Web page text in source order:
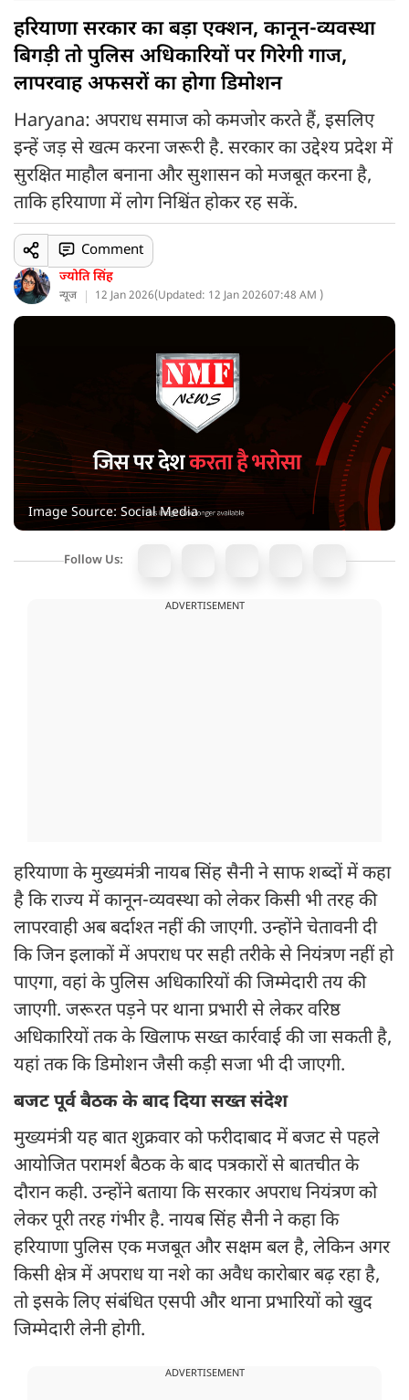
हरियाणा सरकार का बड़ा एक्शन, कानून-व्यवस्था
बिगड़ी तो पुलिस अधिकारियों पर गिरेगी गाज,
लापरवाह अफसरों का होगा डिमोशन
Haryana: अपराध समाज को कमजोर करते हैं, इसलिए
इन्हें जड़ से खत्म करना जरूरी है. सरकार का उद्देश्य प्रदेश में
सुरक्षित माहौल बनाना और सुशासन को मजबूत करना है,
ताकि हरियाणा में लोग निश्चिंत होकर रह सकें.
ज्योति सिंह
न्यूज 12 Jan 2026(Updated: 12 Jan 202607:48 AM )
Comment
Image Source: Social Media
Follow Us:
ADVERTISEMENT
हरियाणा के मुख्यमंत्री नायब सिंह सैनी ने साफ शब्दों में कहा
है कि राज्य में कानून-व्यवस्था को लेकर किसी भी तरह की
लापरवाही अब बर्दाश्त नहीं की जाएगी. उन्होंने चेतावनी दी
कि जिन इलाकों में अपराध पर सही तरीके से नियंत्रण नहीं हो
पाएगा, वहां के पुलिस अधिकारियों की जिम्मेदारी तय की
जाएगी. जरूरत पड़ने पर थाना प्रभारी से लेकर वरिष्ठ
अधिकारियों तक के खिलाफ सख्त कार्रवाई की जा सकती है,
यहां तक कि डिमोशन जैसी कड़ी सजा भी दी जाएगी.
बजट पूर्व बैठक के बाद दिया सख्त संदेश
मुख्यमंत्री यह बात शुक्रवार को फरीदाबाद में बजट से पहले
आयोजित परामर्श बैठक के बाद पत्रकारों से बातचीत के
दौरान कही. उन्होंने बताया कि सरकार अपराध नियंत्रण को
लेकर पूरी तरह गंभीर है. नायब सिंह सैनी ने कहा कि
हरियाणा पुलिस एक मजबूत और सक्षम बल है, लेकिन अगर
किसी क्षेत्र में अपराध या नशे का अवैध कारोबार बढ़ रहा है,
तो इसके लिए संबंधित एसपी और थाना प्रभारियों को खुद
जिम्मेदारी लेनी होगी.
ADVERTISEMENT